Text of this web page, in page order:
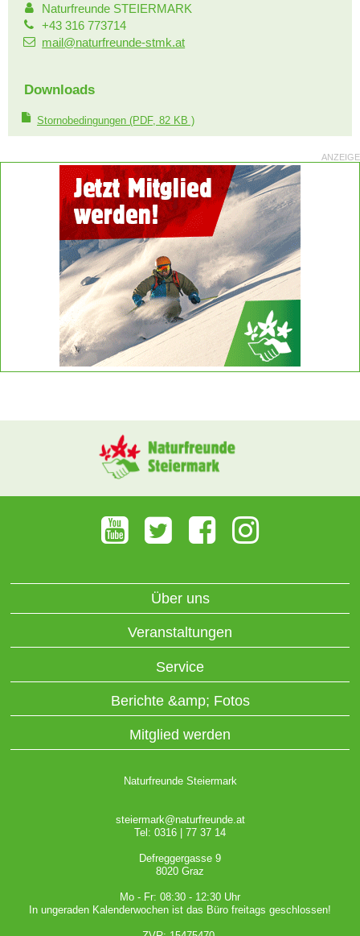
Naturfreunde STEIERMARK
+43 316 773714
mail@naturfreunde-stmk.at
Downloads
Stornobedingungen (PDF, 82 KB )
ANZEIGE
Über uns
Veranstaltungen
Service
Berichte &amp; Fotos
Mitglied werden
Naturfreunde Steiermark
steiermark@naturfreunde.at
Tel: 0316 | 77 37 14
Defreggergasse 9
8020 Graz
Mo - Fr: 08:30 - 12:30 Uhr
In ungeraden Kalenderwochen ist das Büro freitags geschlossen!